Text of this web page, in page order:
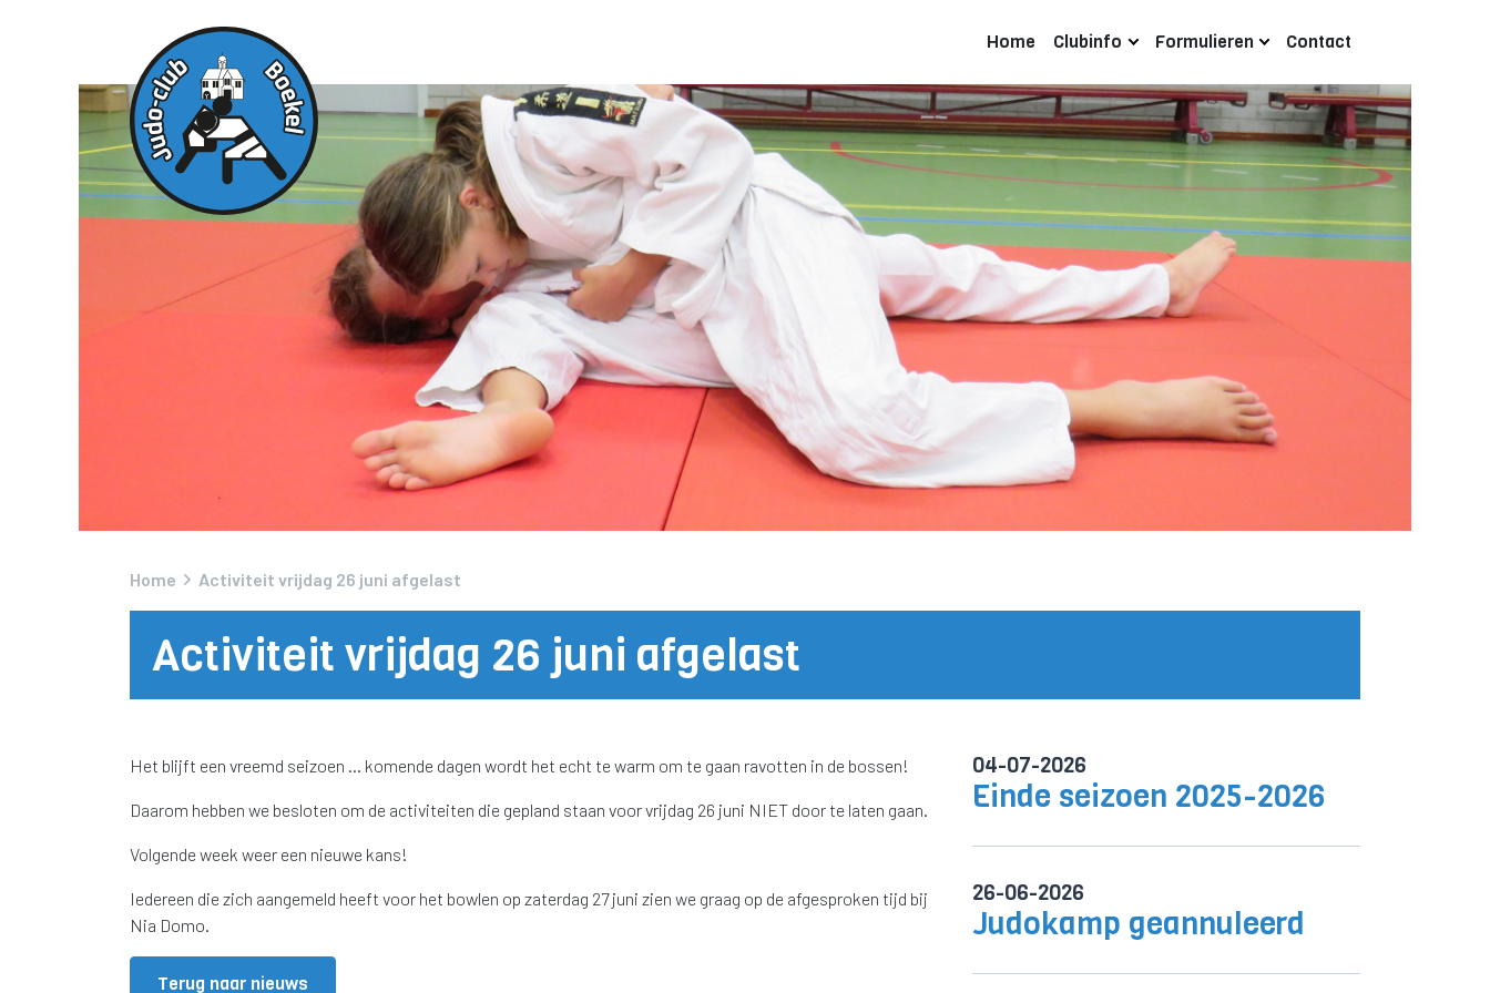
Home Clubinfo Formulieren Contact
Home Activiteit vrijdag 26 juni afgelast
Activiteit vrijdag 26 juni afgelast
Het blijft een vreemd seizoen … komende dagen wordt het echt te warm om te gaan ravotten in de bossen!
Daarom hebben we besloten om de activiteiten die gepland staan voor vrijdag 26 juni NIET door te laten gaan.
Volgende week weer een nieuwe kans!
Iedereen die zich aangemeld heeft voor het bowlen op zaterdag 27 juni zien we graag op de afgesproken tijd bij
Nia Domo.
Terug naar nieuws
04-07-2026
Einde seizoen 2025-2026
26-06-2026
Judokamp geannuleerd